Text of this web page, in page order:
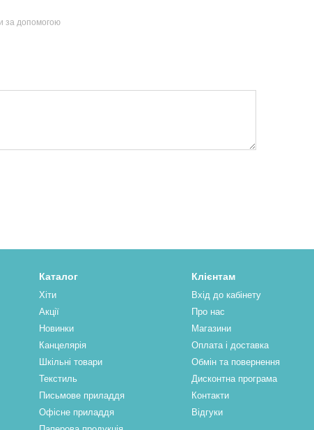
за допомогою
Каталог
Хіти
Акції
Новинки
Канцелярія
Шкільні товари
Текстиль
Письмове приладдя
Офісне приладдя
Клієнтам
Вхід до кабінету
Про нас
Магазини
Оплата і доставка
Обмін та повернення
Дисконтна програма
Контакти
Відгуки